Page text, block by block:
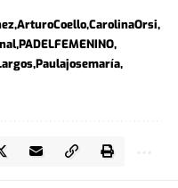
ArturoCoelloCarolinaOrsi
PADELFEMENINO
Paulajosemaría